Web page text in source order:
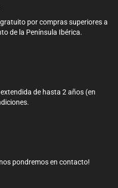
por compras superiores a
de la Península Ibérica.
de hasta 2 años (en
pondremos en contacto!